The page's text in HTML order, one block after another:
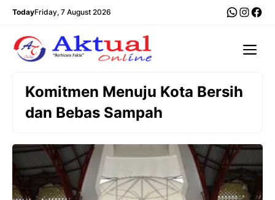
Langsung
TodayFriday, 7 August 2026
Komitmen Menuju Kota Bersih
dan Bebas Sampah